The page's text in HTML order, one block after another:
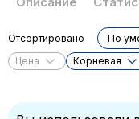
Цена Корневая
Отсортировано По